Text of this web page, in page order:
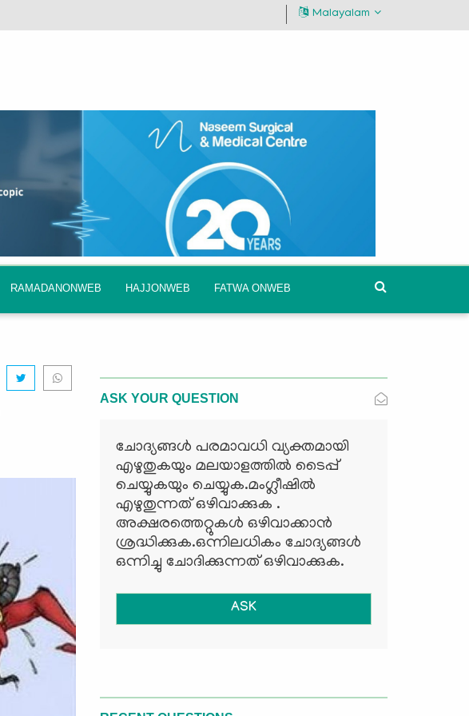
Malayalam
RAMADANONWEB HAJJONWEB FATWA ONWEB
ASK YOUR QUESTION
ചോദ്യങ്ങള്‍ പരമാവധി വ്യക്തമായി
എഴുതുകയും മലയാളത്തില്‍ ടൈപ്പ്
ചെയ്യുകയും ചെയ്യുക.മംഗ്ലീഷില്‍
എഴുതുന്നത് ഒഴിവാക്കുക .
അക്ഷരത്തെറ്റുകള്‍ ഒഴിവാക്കാന്‍
ശ്രദ്ധിക്കുക.ഒന്നിലധികം ചോദ്യങ്ങള്‍
ഒന്നിച്ചു ചോദിക്കുന്നത് ഒഴിവാക്കുക.
ASK